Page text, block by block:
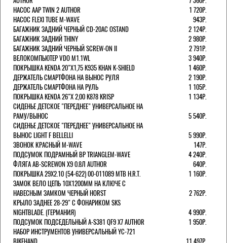
НАСОС AAP TWIN 2 AUTHOR
1 720Р.
НАСОС FLEXI TUBE M-WAVE
943Р.
БАГАЖНИК ЗАДНИЙ ЧЕРНЫЙ СD-20AC OSTAND
2 124Р.
БАГАЖНИК ЗАДНИЙ THINY
2 980Р.
БАГАЖНИК ЗАДНИЙ ЧЕРНЫЙ SCREW-ON II
2 791Р.
ВЕЛОКОМПЬЮТЕР VDO M1.1WL
3 940Р.
ПОКРЫШКА KENDA 20"Х1,75 K935 KHAN K-SHIELD
1 460Р.
ДЕРЖАТЕЛЬ СМАРТФОНА НА ВЫНОС РУЛЯ
2 190Р.
ДЕРЖАТЕЛЬ СМАРТФОНА НА РУЛЬ
1 105Р.
ПОКРЫШКА KENDA 26"Х 2,00 K878 KRISP
1 134Р.
СИДЕНЬЕ ДЕТСКОЕ "ПЕРЕДНЕЕ" УНИВЕРСАЛЬНОЕ НА
РАМУ/ВЫНОС
5 540Р.
СИДЕНЬЕ ДЕТСКОЕ "ПЕРЕДНЕЕ" УНИВЕРСАЛЬНОЕ НА
ВЫНОС LIGHT F BELLELLI
5 990Р.
ЗВОНОК КРАСНЫЙ M-WAVE
147Р.
ПОДСУМОК ПОДРАМНЫЙ BP TRIANGLEM-WAVE
4 240Р.
ФЛЯГА AB-SCREWON X9 0.8Л AUTHOR
640Р.
ПОКРЫШКА 29X2.10 (54-622) 00-011089 MTB H.R.T.
1 160Р.
ЗАМОК ВЕЛО ЦЕПЬ 10Х1200ММ НА КЛЮЧЕ С
НАВЕСНЫМ ЗАМКОМ ЧЕРНЫЙ HORST
2 762Р.
КРЫЛО ЗАДНЕЕ 28-29" С ФОНАРИКОМ SKS
NIGHTBLADE. (ГЕРМАНИЯ)
4 990Р.
ПОДСУМОК ПОДСЕДЕЛЬНЫЙ A-S381 QF9 X7 AUTHOR
1 950Р.
НАБОР ИНСТРУМЕНТОВ УНИВЕРСАЛЬНЫЙ YC-721
BIKEHAND
11 497Р.